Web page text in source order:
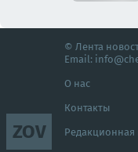
ZOV
© Лента
Email:
О нас
Контакты
Редакционная